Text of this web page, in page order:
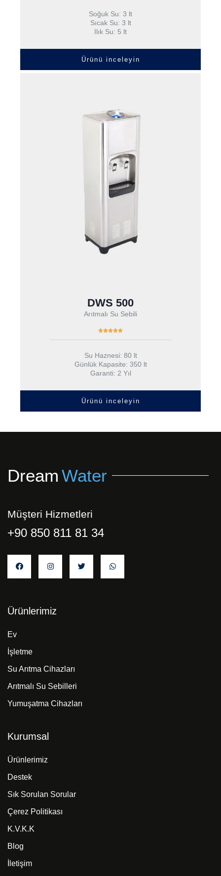
Soğuk Su: 3 lt
Sıcak Su: 3 lt
Ilık Su: 5 lt
Ürünü inceleyin
DWS 500
Arıtmalı Su Sebili
Su Haznesi: 80 lt
Günlük Kapasite: 350 lt
Garanti: 2 Yıl
Ürünü inceleyin
Dream Water
Müşteri Hizmetleri
+90 850 811 81 34
Ürünlerimiz
Ev
İşletme
Su Arıtma Cihazları
Arıtmalı Su Sebilleri
Yumuşatma Cihazları
Kurumsal
Ürünlerimiz
Destek
Sık Sorulan Sorular
Çerez Politikası
K.V.K.K
Blog
İletişim